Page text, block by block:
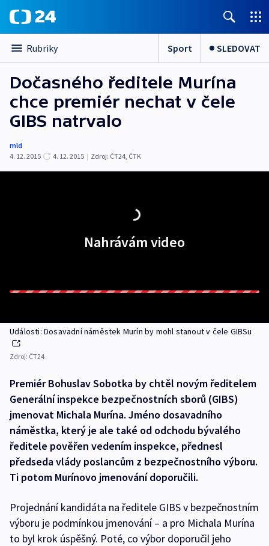
Rubriky Sport SLEDOVAT
Dočasného ředitele Murína
chce premiér nechat v čele
GIBS natrvalo
mld
4. 12. 2015
4. 12. 2015 | Zdroj: ČT24, ČTK
Nahrávám video
Události: Dosavadní náměstek Murín by mohl stanout v čele GIBSu
Zdroj: ČT24
Premiér Bohuslav Sobotka by chtěl novým ředitelem
Generální inspekce bezpečnostních sborů (GIBS)
jmenovat Michala Murína. Jméno dosavadního
náměstka, který je ale také od odchodu bývalého
ředitele pověřen vedením inspekce, přednesl
předseda vlády poslancům z bezpečnostního výboru.
Ti potom Murínovo jmenování doporučili.
Projednání kandidáta na ředitele GIBS v bezpečnostním
výboru je podmínkou jmenování – a pro Michala Murína
to byl krok úspěšný. Poté, co výbor doporučil jeho